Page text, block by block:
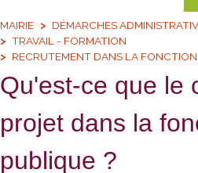
MAIRIE
DÉMARCHES
TRAVAIL - FORMATION
RECRUTEMENT DANS LA
Qu'est-ce que le
projet dans la
publique ?